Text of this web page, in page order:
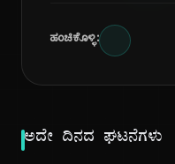
ಹಂಚಿಕೊಳ್ಳಿ:
ಅದೇ ದಿನದ ಘಟನೆಗಳು